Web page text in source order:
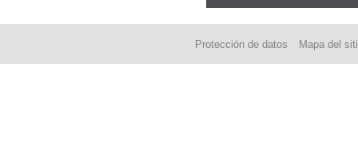
Protección de datos Mapa del